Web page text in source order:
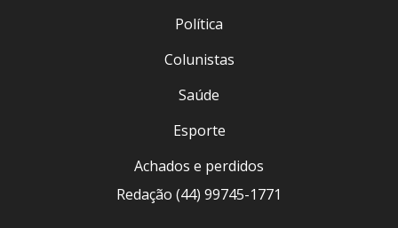
Política
Colunistas
Saúde
Esporte
Achados e perdidos
Redação (44) 99745-1771